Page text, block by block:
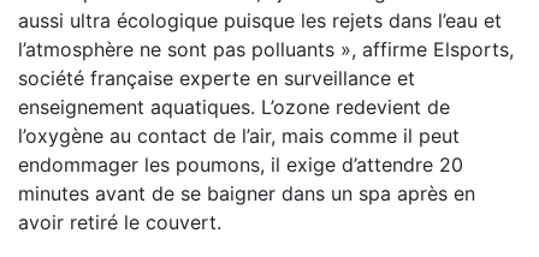
aussi ultra écologique puisque les rejets dans l’eau et
l’atmosphère ne sont pas polluants », affirme Elsports,
société française experte en surveillance et
enseignement aquatiques. L’ozone redevient de
l’oxygène au contact de l’air, mais comme il peut
endommager les poumons, il exige d’attendre 20
minutes avant de se baigner dans un spa après en
avoir retiré le couvert.